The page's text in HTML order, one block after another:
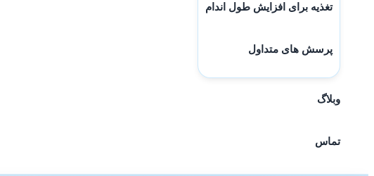
تغذیه برای افزایش طول اندام
پرسش های متداول
وبلاگ
تماس